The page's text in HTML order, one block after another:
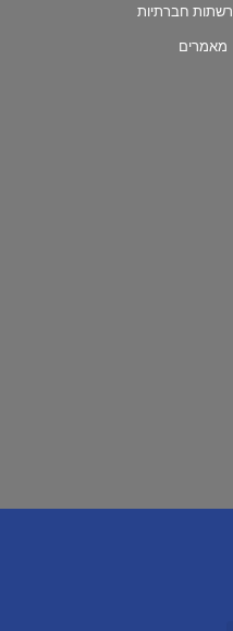
רשתות חברתיות
מאמרים